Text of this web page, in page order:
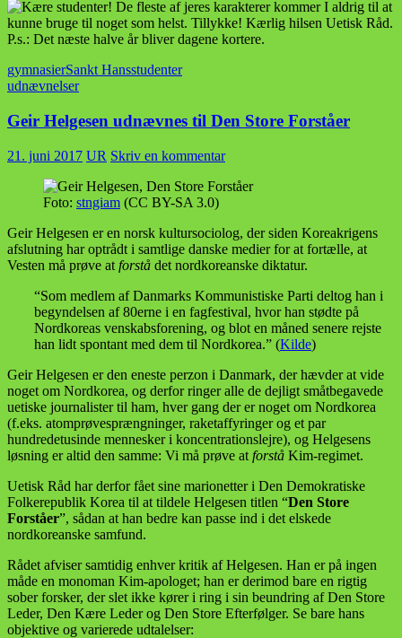
gymnasierSankt Hansstudenter
udnævnelser
Geir Helgesen udnævnes til Den Store Forståer
21. juni 2017 UR Skriv en kommentar
Foto: stngiam (CC BY-SA 3.0)
Geir Helgesen er en norsk kultursociolog, der siden Koreakrigens
afslutning har optrådt i samtlige danske medier for at fortælle, at
Vesten må prøve at forstå det nordkoreanske diktatur.
“Som medlem af Danmarks Kommunistiske Parti deltog han i
begyndelsen af 80erne i en fagfestival, hvor han stødte på
Nordkoreas venskabsforening, og blot en måned senere rejste
han lidt spontant med dem til Nordkorea.” (Kilde)
Geir Helgesen er den eneste perzon i Danmark, der hævder at vide
noget om Nordkorea, og derfor ringer alle de dejligt småtbegavede
uetiske journalister til ham, hver gang der er noget om Nordkorea
(f.eks. atomprøvesprængninger, raketaffyringer og et par
hundredetusinde mennesker i koncentrationslejre), og Helgesens
løsning er altid den samme: Vi må prøve at forstå Kim-regimet.
Uetisk Råd har derfor fået sine marionetter i Den Demokratiske
Folkerepublik Korea til at tildele Helgesen titlen “Den Store
Forståer”, sådan at han bedre kan passe ind i det elskede
nordkoreanske samfund.
Rådet afviser samtidig enhver kritik af Helgesen. Han er på ingen
måde en monoman Kim-apologet; han er derimod bare en rigtig
sober forsker, der slet ikke kører i ring i sin beundring af Den Store
Leder, Den Kære Leder og Den Store Efterfølger. Se bare hans
objektive og varierede udtalelser: